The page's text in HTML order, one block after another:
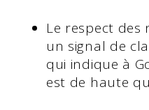
Le respect des
un signal de
qui indique à
est de haute